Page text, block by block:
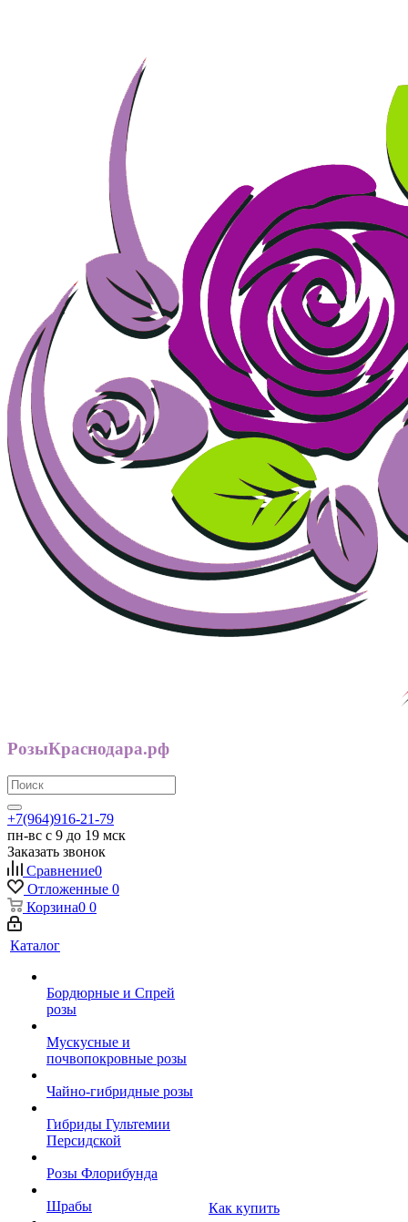
РозыКраснодара.рф
+7(964)916-21-79
пн-вс с 9 до 19 мск
Заказать звонок
Сравнение0
Отложенные 0
Корзина0 0
Каталог
Бордюрные и Спрей
розы
Мускусные и
почвопокровные розы
Чайно-гибридные розы
Гибриды Гультемии
Персидской
Розы Флорибунда
Шрабы
Как купить